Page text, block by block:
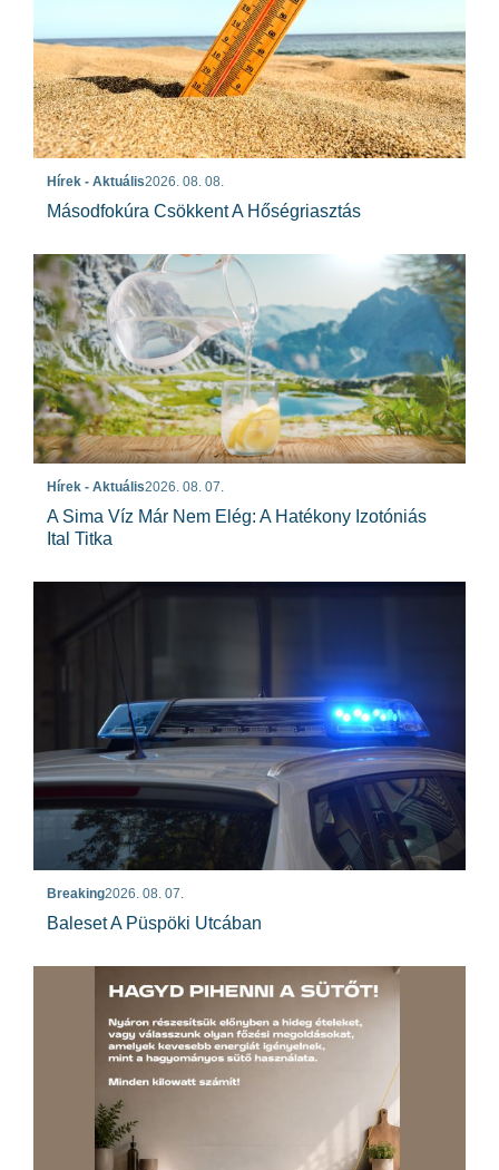
Hírek - Aktuális2026. 08. 08.
Másodfokúra Csökkent A Hőségriasztás
Hírek - Aktuális2026. 08. 07.
A Sima Víz Már Nem Elég: A Hatékony Izotóniás
Ital Titka
Breaking2026. 08. 07.
Baleset A Püspöki Utcában